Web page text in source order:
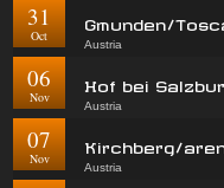
31
Oct
Gmunden/
Austria
06
Nov
Hof bei
Austria
07
Nov
Kirchberg/
Austria